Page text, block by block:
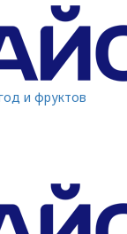
и фруктов